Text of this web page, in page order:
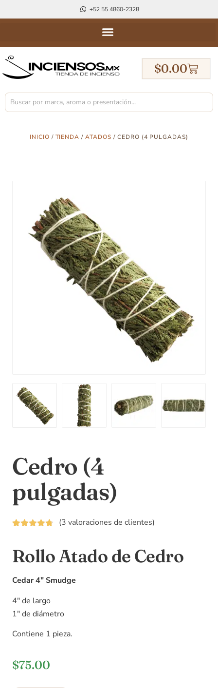
+52 55 4860-2328
$0.00
INICIO / TIENDA /ATADOS / CEDRO (4 PULGADAS)
Cedro (4
pulgadas)
sobre 5
basado en
puntuaciones
clientes
(3 valoraciones de clientes)
Rollo Atado de Cedro
Cedar 4″ Smudge
4″ de largo
1″ de diámetro
Contiene 1 pieza.
$75.00